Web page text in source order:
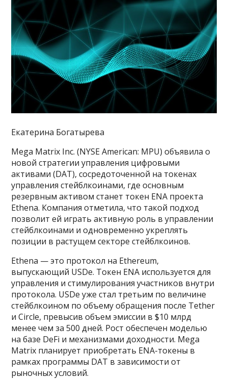
Екатерина Богатырева
Mega Matrix Inc. (NYSE American: MPU) объявила о
новой стратегии управления цифровыми
активами (DAT), сосредоточенной на токенах
управления стейблкоинами, где основным
резервным активом станет токен ENA проекта
Ethena. Компания отметила, что такой подход
позволит ей играть активную роль в управлении
стейблкоинами и одновременно укреплять
позиции в растущем секторе стейблкоинов.
Ethena — это протокол на Ethereum,
выпускающий USDe. Токен ENA используется для
управления и стимулирования участников внутри
протокола. USDe уже стал третьим по величине
стейблкоином по объему обращения после Tether
и Circle, превысив объем эмиссии в $10 млрд
менее чем за 500 дней. Рост обеспечен моделью
на базе DeFi и механизмами доходности. Mega
Matrix планирует приобретать ENA-токены в
рамках программы DAT в зависимости от
рыночных условий.